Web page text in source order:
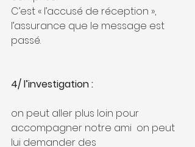
C’est « l’accusé de réception »,
l’assurance que le message est
passé.
4/ l’investigation :
on peut aller plus loin pour
accompagner notre ami  on peut
lui demander des